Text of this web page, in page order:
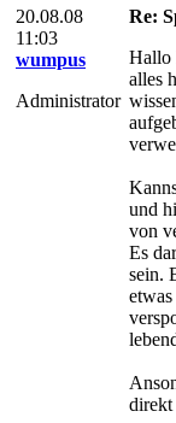
20.08.08
11:03
wumpus
Administrator
Re:
Hallo
alles
und
von
Es
sein.
direkt